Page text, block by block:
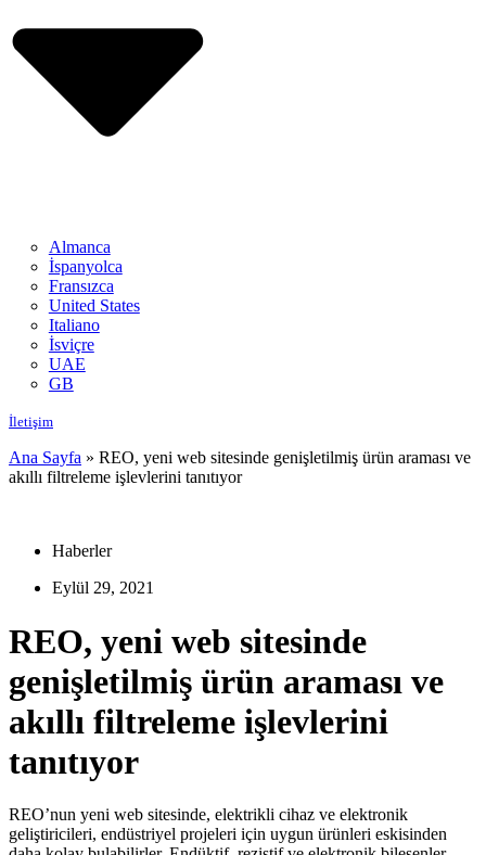
Almanca
İspanyolca
Fransızca
United States
Italiano
İsviçre
UAE
GB
İletişim
Ana Sayfa » REO, yeni web sitesinde genişletilmiş ürün araması ve
akıllı filtreleme işlevlerini tanıtıyor
Haberler
Eylül 29, 2021
REO, yeni web sitesinde
genişletilmiş ürün araması ve
akıllı filtreleme işlevlerini
tanıtıyor
REO’nun yeni web sitesinde, elektrikli cihaz ve elektronik
geliştiricileri, endüstriyel projeleri için uygun ürünleri eskisinden